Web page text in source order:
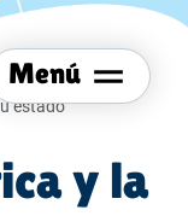
Menú
estado
y la